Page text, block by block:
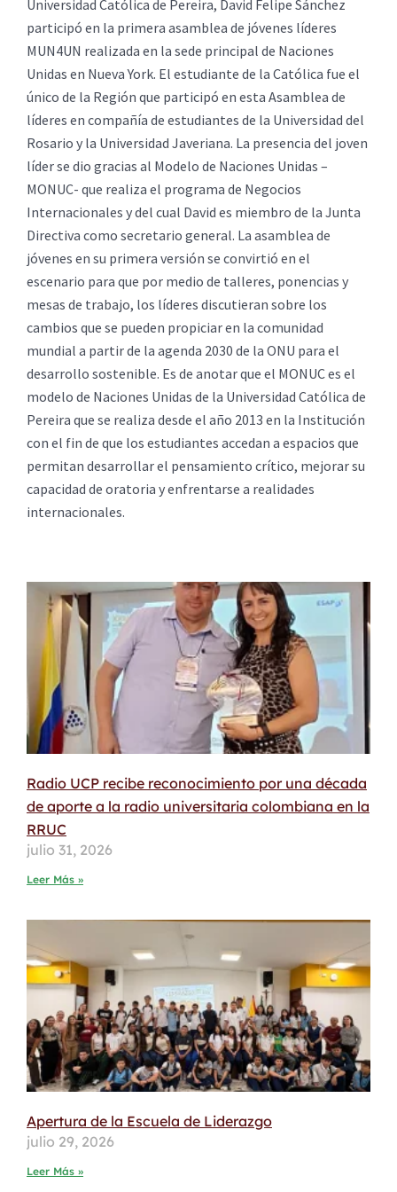
Universidad Católica de Pereira, David Felipe Sánchez
participó en la primera asamblea de jóvenes líderes
MUN4UN realizada en la sede principal de Naciones
Unidas en Nueva York. El estudiante de la Católica fue el
único de la Región que participó en esta Asamblea de
líderes en compañía de estudiantes de la Universidad del
Rosario y la Universidad Javeriana. La presencia del joven
líder se dio gracias al Modelo de Naciones Unidas –
MONUC- que realiza el programa de Negocios
Internacionales y del cual David es miembro de la Junta
Directiva como secretario general. La asamblea de
jóvenes en su primera versión se convirtió en el
escenario para que por medio de talleres, ponencias y
mesas de trabajo, los líderes discutieran sobre los
cambios que se pueden propiciar en la comunidad
mundial a partir de la agenda 2030 de la ONU para el
desarrollo sostenible. Es de anotar que el MONUC es el
modelo de Naciones Unidas de la Universidad Católica de
Pereira que se realiza desde el año 2013 en la Institución
con el fin de que los estudiantes accedan a espacios que
permitan desarrollar el pensamiento crítico, mejorar su
capacidad de oratoria y enfrentarse a realidades
internacionales.
Radio UCP recibe reconocimiento por una década
de aporte a la radio universitaria colombiana en la
RRUC
julio 31, 2026
Leer Más »
Apertura de la Escuela de Liderazgo
julio 29, 2026
Leer Más »